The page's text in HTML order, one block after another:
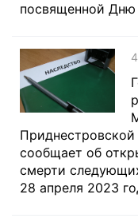
посвященной
сообщает об
смерти
28 апреля 2023